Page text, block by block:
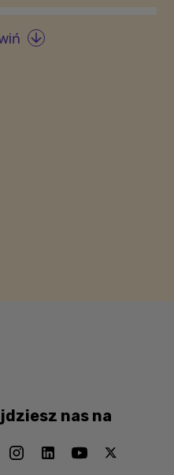

nas na